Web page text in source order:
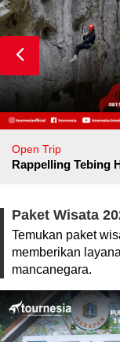
Open Trip
Rappelling Tebing
Paket Wisata
Temukan paket
memberikan
mancanegara.